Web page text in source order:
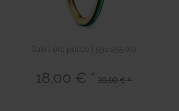
Sale | oro pulido | 591-255-X0
18,00 € * 30,00 € *